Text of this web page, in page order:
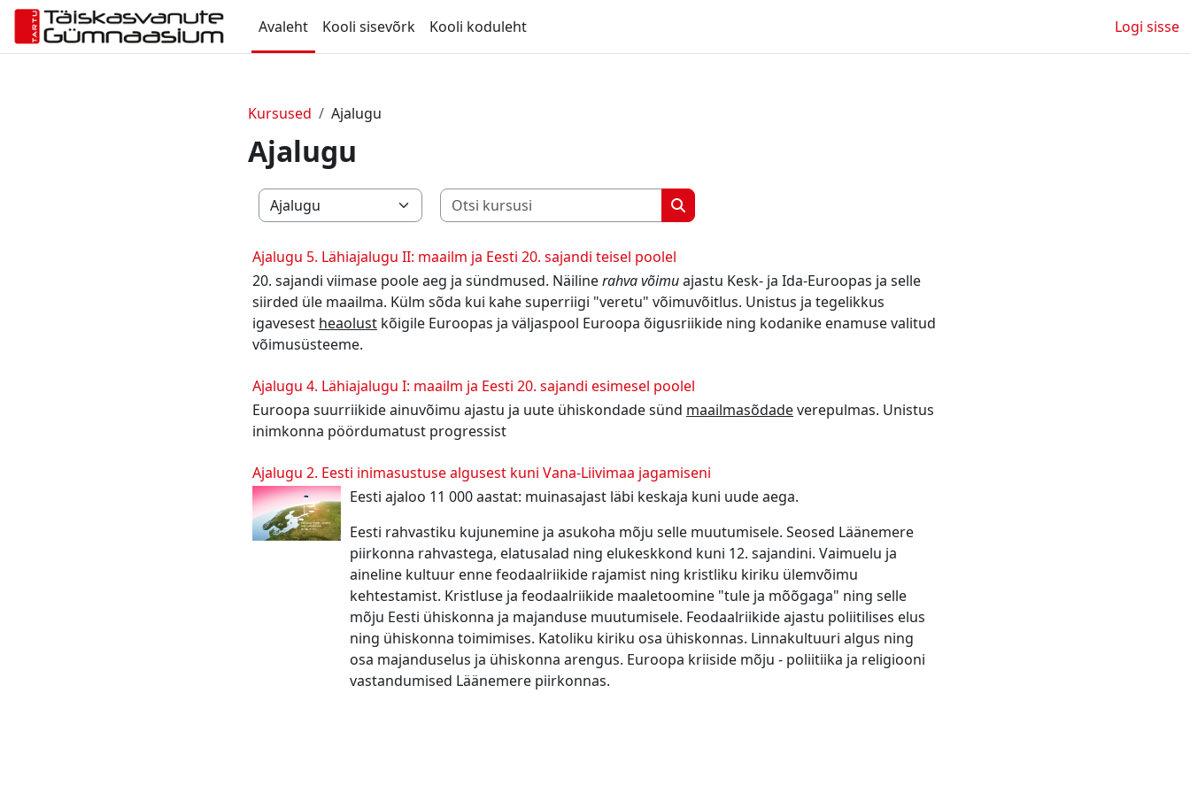
Jäta vahele peasisuni
Avaleht
Kooli sisevõrk Kooli koduleht Logi sisse
Kursused Ajalugu
Ajalugu
Kursuste kategooriad
Otsi kursusi
Otsi kursusi
Ajalugu 5. Lähiajalugu II: maailm ja Eesti 20. sajandi teisel poolel
20. sajandi viimase poole aeg ja sündmused. Näilinerahva võimuajastu Kesk- ja Ida-Euroopas ja selle
siirded üle maailma. Külm sõda kui kahe superriigi "veretu" võimuvõitlus. Unistus ja tegelikkus
igavesest heaolust kõigile Euroopas ja väljaspool Euroopa õigusriikide ning kodanike enamuse valitud
võimusüsteeme.
Ajalugu 4. Lähiajalugu I: maailm ja Eesti 20. sajandi esimesel poolel
Euroopa suurriikide ainuvõimu ajastu ja uute ühiskondade sünd maailmasõdadeverepulmas. Unistus
inimkonna pöördumatust progressist
Ajalugu 2. Eesti inimasustuse algusest kuni Vana-Liivimaa jagamiseni
Eesti ajaloo 11 000 aastat: muinasajast läbi keskaja kuni uude aega.
Eesti rahvastiku kujunemine ja asukoha mõju selle muutumisele. Seosed Läänemere
piirkonna rahvastega, elatusalad ning elukeskkond kuni 12. sajandini. Vaimuelu ja
aineline kultuur enne feodaalriikide rajamist ning kristliku kiriku ülemvõimu
kehtestamist. Kristluse ja feodaalriikide maaletoomine "tule ja mõõgaga" ning selle
mõju Eesti ühiskonna ja majanduse muutumisele. Feodaalriikide ajastu poliitilises elus
ning ühiskonna toimimises. Katoliku kiriku osa ühiskonnas. Linnakultuuri algus ning
osa majanduselus ja ühiskonna arengus. Euroopa kriiside mõju - poliitiika ja religiooni
vastandumised Läänemere piirkonnas.